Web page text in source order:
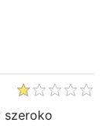
szeroko